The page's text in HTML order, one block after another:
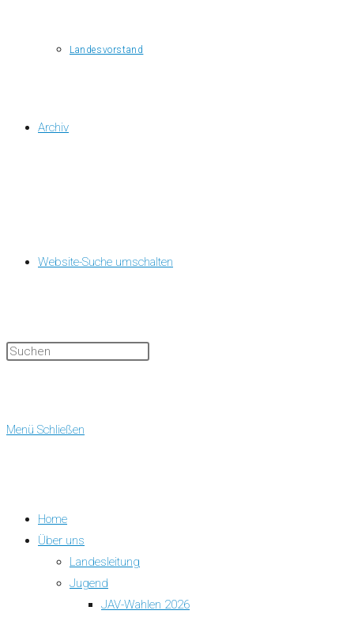
Landesvorstand
Archiv
Website-Suche umschalten
Menü Schließen
Home
Über uns
Landesleitung
Jugend
JAV-Wahlen 2026